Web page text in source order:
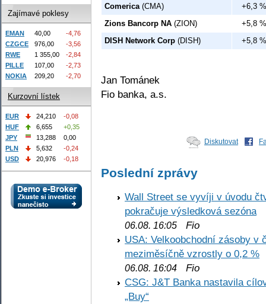
Comerica(CMA)
+6,3 %
Zions Bancorp NA (ZION)
+5,8 %
DISH Network Corp (DISH) +5,8 %
Jan Tománek
Fio banka, a.s.
Diskutovat
Poslední zprávy
Wall Street se vyvíji v úvodu
pokračuje výsledková sezóna
06.08. 16:05 Fio
USA: Velkoobchodní zásoby v
meziměsíčně vzrostly o 0,2 %
06.08. 16:04 Fio
CSG: J&T Banka nastavila
„Buy“
Zajímavé poklesy
EMAN 40,00
-4,76
CZGCE
976,00
-3,56
RWE
1 355,00
-2,84
PILLE
107,00
-2,73
NOKIA
209,20 -2,70
Kurzovní lístek
EUR 24,210
-0,08
HUF
6,655
+0,35
JPY
13,288
0,00
PLN
5,632
-0,24
USD
20,976 -0,18